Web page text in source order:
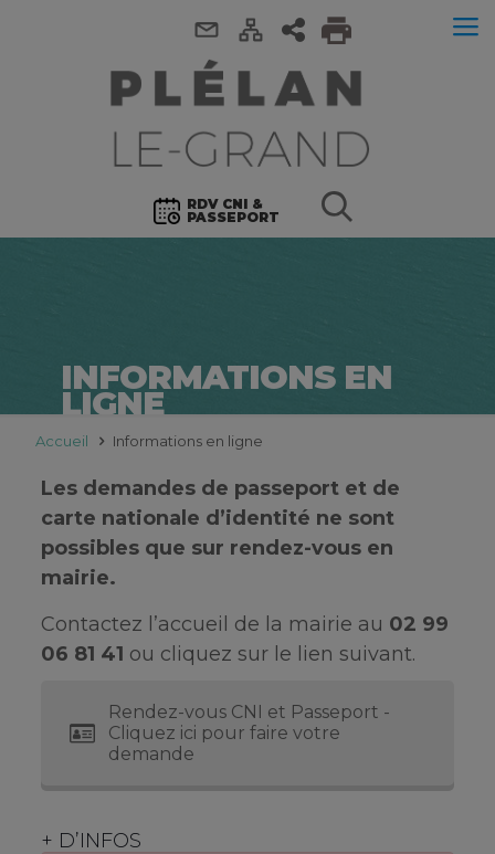
RDV CNI &
PASSEPORT
INFORMATIONS EN
LIGNE
Accueil Informations en ligne
Les demandes de passeport et de
carte nationale d’identité ne sont
possibles que sur rendez-vous en
mairie.
Contactez l’accueil de la mairie au 02 99
06 81 41 ou cliquez sur le lien suivant.
Rendez-vous CNI et Passeport -
Cliquez ici pour faire votre
demande
+ D’INFOS